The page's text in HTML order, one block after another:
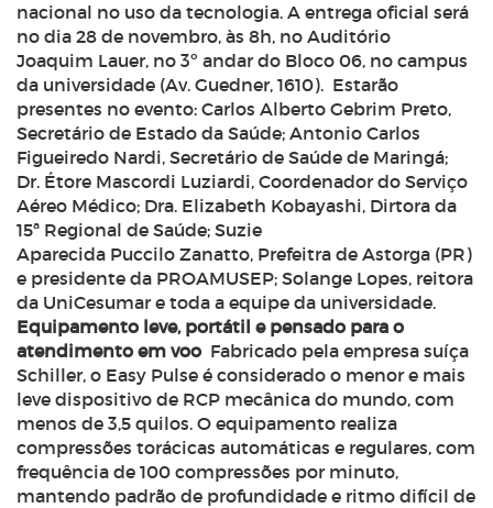
nacional no uso da tecnologia. A entrega oficial será
no dia 28 de novembro, às 8h, no Auditório
Joaquim Lauer, no 3º andar do Bloco 06, no campus
da universidade (Av. Guedner, 1610). Estarão
presentes no evento: Carlos Alberto Gebrim Preto,
Secretário de Estado da Saúde; Antonio Carlos
Figueiredo Nardi, Secretário de Saúde de Maringá;
Dr. Étore Mascordi Luziardi, Coordenador do Serviço
Aéreo Médico; Dra. Elizabeth Kobayashi, Dirtora da
15ª Regional de Saúde; Suzie
Aparecida Puccilo Zanatto, Prefeitra de Astorga (PR)
e presidente da PROAMUSEP; Solange Lopes, reitora
da UniCesumar e toda a equipe da universidade.
Equipamento leve, portátil e pensado para o
atendimento em voo Fabricado pela empresa suíça
Schiller, o Easy Pulse é considerado o menor e mais
leve dispositivo de RCP mecânica do mundo, com
menos de 3,5 quilos. O equipamento realiza
compressões torácicas automáticas e regulares, com
frequência de 100 compressões por minuto,
mantendo padrão de profundidade e ritmo difícil de